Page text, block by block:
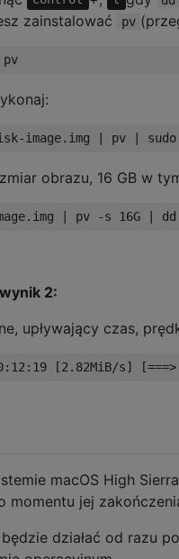
zainstalować
pv
-image. img | pv |
obrazu, 16 GB w
. img | pv -s 16G |
2:
upływający czas,
: 12 : 19 [2.82MiB/s] [===>
macOS High
momentu jej
działać od razu